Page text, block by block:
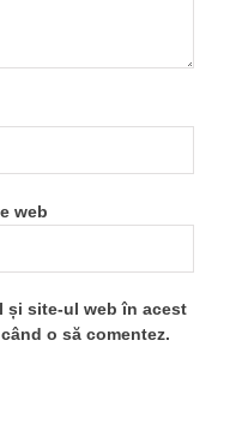
web
și site-ul web în acest
o să comentez.